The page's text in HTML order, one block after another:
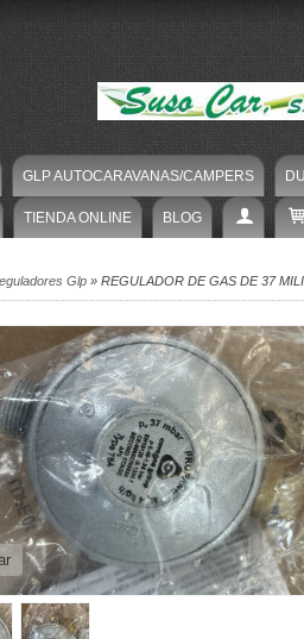
GLP AUTOCARAVANAS/CAMPERS
TIENDA ONLINE BLOG
Glp » REGULADOR DE GAS DE 37